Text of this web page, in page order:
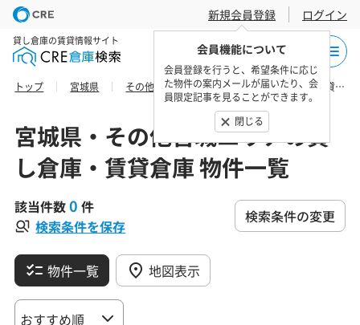
新規会員登録
会員機能について
会員登録を行うと、希望条件に応じ
た物件の案内メールが届いたり、会
員限定記事を見ることができます。
閉じる
ログイン
貸し倉庫の賃貸情報サイト
トップ 宮城県 その他宮城エリア 黒川郡の貸し倉庫・賃貸倉庫 物件一覧
宮城県・その他宮城エリアの貸
し倉庫・賃貸倉庫 物件一覧
該当件数0 件
検索条件を保存
検索条件の変更
物件一覧 地図表示